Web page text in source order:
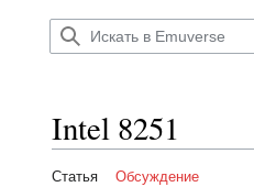
Intel 8251
Статья Обсуждение